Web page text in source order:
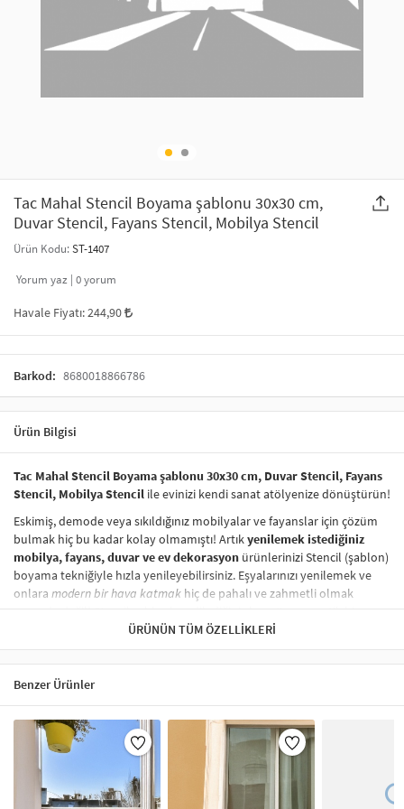
GELİN / DÜĞÜN AKSESUARLARI
ŞAL VE FULAR
ODA KOKUSU VE MUM
YILBAŞI ÜRÜNLERİ
Tac Mahal Stencil Boyama şablonu 30x30 cm,
Duvar Stencil, Fayans Stencil, Mobilya Stencil
Ürün Kodu:ST-1407
Yorum yaz | 0yorum
Havale Fiyatı:244,90
Barkod: 8680018866786
Ürün Bilgisi
Tac Mahal Stencil Boyama şablonu 30x30 cm, Duvar Stencil, Fayans
Stencil, Mobilya Stencil ile evinizi kendi sanat atölyenize dönüştürün!
Eskimiş, demode veya sıkıldığınız mobilyalar ve fayanslar için çözüm
bulmak hiç bu kadar kolay olmamıştı! Artıkyenilemek istediğiniz
mobilya, fayans, duvar ve ev dekorasyon ürünlerinizi Stencil (şablon)
boyama tekniğiyle hızla yenileyebilirsiniz. Eşyalarınızı yenilemek ve
onlara modern bir hava katmak hiç de pahalı ve zahmetli olmak
zorunda değil! Stencil şablonları, dilediğiniz her yüzeye pratik bir
desen uygulamanızısağlar ve mobilyalarınızın, duvarlarınızın,
kumaşlarınızın görünümünü anında değiştirebilir.
Çocuğunuzun dolabına, mutfak fayanslarına,
kumaşlara bile bant yardımıyla sabitleyip, istediğiniz renklerle
boyama yapabilirsiniz. Evinizi,kişisel zevkinizle özelleştirebilir, stencil
boyama seti ile yaratıcı projeler gerçekleştirebilirsiniz.El işi ve ev
dekorasyonu
sevenler için stencil, kolayca uygulanabilecek eğlenceli
ve etkili bir aktivitedir.
Stencil Boyamatekniği, her türlü yüzeyde rahatlıkla kullanılabilir.
ÜRÜNÜN TÜM ÖZELLIKLERI
Benzer Ürünler